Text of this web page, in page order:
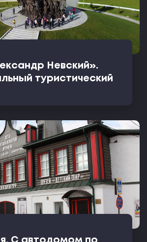
Невский».
туристический
С автодомом по